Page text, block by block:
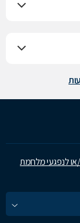
או לנפגעי מלחמת